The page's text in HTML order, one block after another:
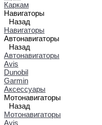
Каркам
Навигаторы
Назад
Навигаторы
Автонавигаторы
Назад
Автонавигаторы
Avis
Dunobil
Garmin
Аксессуары
Мотонавигаторы
Назад
Мотонавигаторы
Avis